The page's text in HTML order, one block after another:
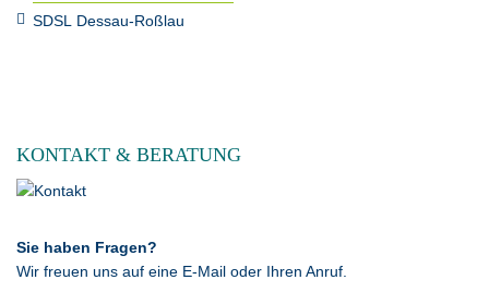
SDSL Dessau-Roßlau
KONTAKT & BERATUNG
Sie haben Fragen?
Wir freuen uns auf eine E-Mail oder Ihren Anruf.